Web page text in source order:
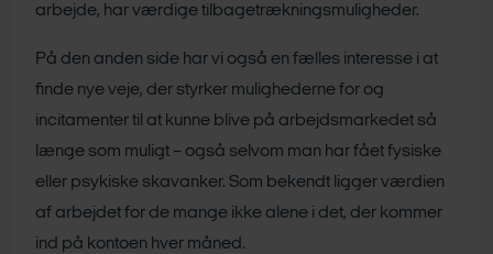
arbejde, har værdige tilbagetrækningsmuligheder.
På den anden side har vi også en fælles interesse i at
finde nye veje, der styrker mulighederne for og
incitamenter til at kunne blive på arbejdsmarkedet så
længe som muligt – også selvom man har fået fysiske
eller psykiske skavanker. Som bekendt ligger værdien
af arbejdet for de mange ikke alene i det, der kommer
ind på kontoen hver måned.